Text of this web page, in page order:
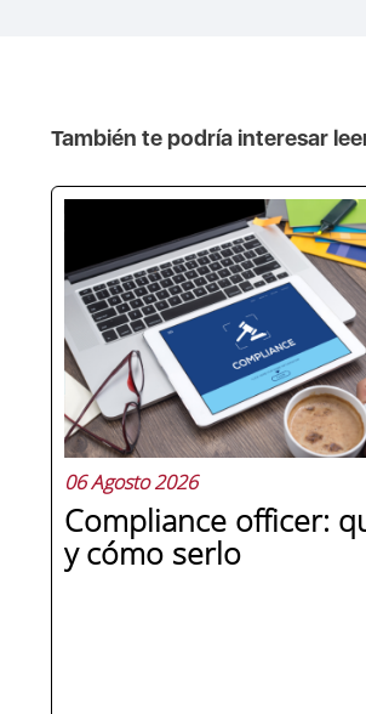
También te podría interesar
06 Agosto 2026
Compliance officer:
y cómo serlo